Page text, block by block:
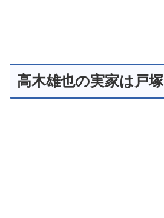
高木雄也の実家は戸塚